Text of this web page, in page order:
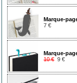
Marque-
7 €
Marque-
10 € 9 €